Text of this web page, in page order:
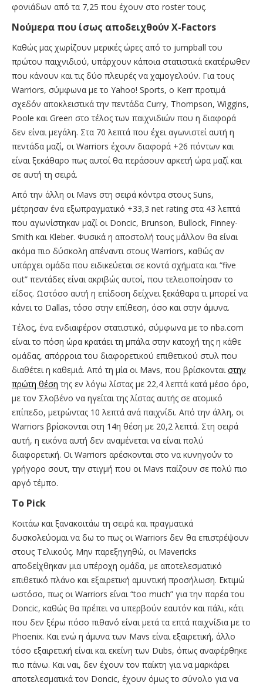
φονιάδων από τα 7,25 που έχουν στο roster τους.
Νούμερα που ίσως αποδειχθούν X-Factors
Καθώς μας χωρίζουν μερικές ώρες από το jumpball του
πρώτου παιχνιδιού, υπάρχουν κάποια στατιστικά εκατέρωθεν
που κάνουν και τις δύο πλευρές να χαμογελούν. Για τους
Warriors, σύμφωνα με το Yahoo! Sports, ο Kerr προτιμά
σχεδόν αποκλειστικά την πεντάδα Curry, Thompson, Wiggins,
Poole και Green στο τέλος των παιχνιδιών που η διαφορά
δεν είναι μεγάλη. Στα 70 λεπτά που έχει αγωνιστεί αυτή η
πεντάδα μαζί, οι Warriors έχουν διαφορά +26 πόντων και
είναι ξεκάθαρο πως αυτοί θα περάσουν αρκετή ώρα μαζί και
σε αυτή τη σειρά.
Από την άλλη οι Mavs στη σειρά κόντρα στους Suns,
μέτρησαν ένα εξωπραγματικό +33,3 net rating στα 43 λεπτά
που αγωνίστηκαν μαζί οι Doncic, Brunson, Bullock, Finney-
Smith και Kleber. Φυσικά η αποστολή τους μάλλον θα είναι
ακόμα πιο δύσκολη απέναντι στους Warriors, καθώς αν
υπάρχει ομάδα που ειδικεύεται σε κοντά σχήματα και “five
out” πεντάδες είναι ακριβώς αυτοί, που τελειοποίησαν το
είδος. Ωστόσο αυτή η επίδοση δείχνει ξεκάθαρα τι μπορεί να
κάνει το Dallas, τόσο στην επίθεση, όσο και στην άμυνα.
Τέλος, ένα ενδιαφέρον στατιστικό, σύμφωνα με το nba.com
είναι το πόση ώρα κρατάει τη μπάλα στην κατοχή της η κάθε
ομάδας, απόρροια του διαφορετικού επιθετικού στυλ που
διαθέτει η καθεμιά. Από τη μία οι Mavs, που βρίσκονται στην
πρώτη θέση της εν λόγω λίστας με 22,4 λεπτά κατά μέσο όρο,
με τον Σλοβένο να ηγείται της λίστας αυτής σε ατομικό
επίπεδο, μετρώντας 10 λεπτά ανά παιχνίδι. Από την άλλη, οι
Warriors βρίσκονται στη 14η θέση με 20,2 λεπτά. Στη σειρά
αυτή, η εικόνα αυτή δεν αναμένεται να είναι πολύ
διαφορετική. Οι Warriors αρέσκονται στο να κυνηγούν το
γρήγορο σουτ, την στιγμή που οι Mavs παίζουν σε πολύ πιο
αργό τέμπο.
Το Pick
Κοιτάω και ξανακοιτάω τη σειρά και πραγματικά
δυσκολεύομαι να δω το πως οι Warriors δεν θα επιστρέψουν
στους Τελικούς. Μην παρεξηγηθώ, οι Mavericks
αποδείχθηκαν μια υπέροχη ομάδα, με αποτελεσματικό
επιθετικό πλάνο και εξαιρετική αμυντική προσήλωση. Εκτιμώ
ωστόσο, πως οι Warriors είναι “too much” για την παρέα του
Doncic, καθώς θα πρέπει να υπερβούν εαυτόν και πάλι, κάτι
που δεν ξέρω πόσο πιθανό είναι μετά τα επτά παιχνίδια με το
Phoenix. Και ενώ η άμυνα των Mavs είναι εξαιρετική, άλλο
τόσο εξαιρετική είναι και εκείνη των Dubs, όπως αναφέρθηκε
πιο πάνω. Και ναι, δεν έχουν τον παίκτη για να μαρκάρει
αποτελεσματικά τον Doncic, έχουν όμως το σύνολο για να